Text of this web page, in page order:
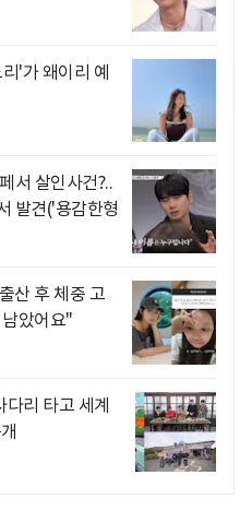
'가 왜이리 예
서 살인사건?..
발견('용감한형
산 후 체중 고
았어요"
다리 타고 세계